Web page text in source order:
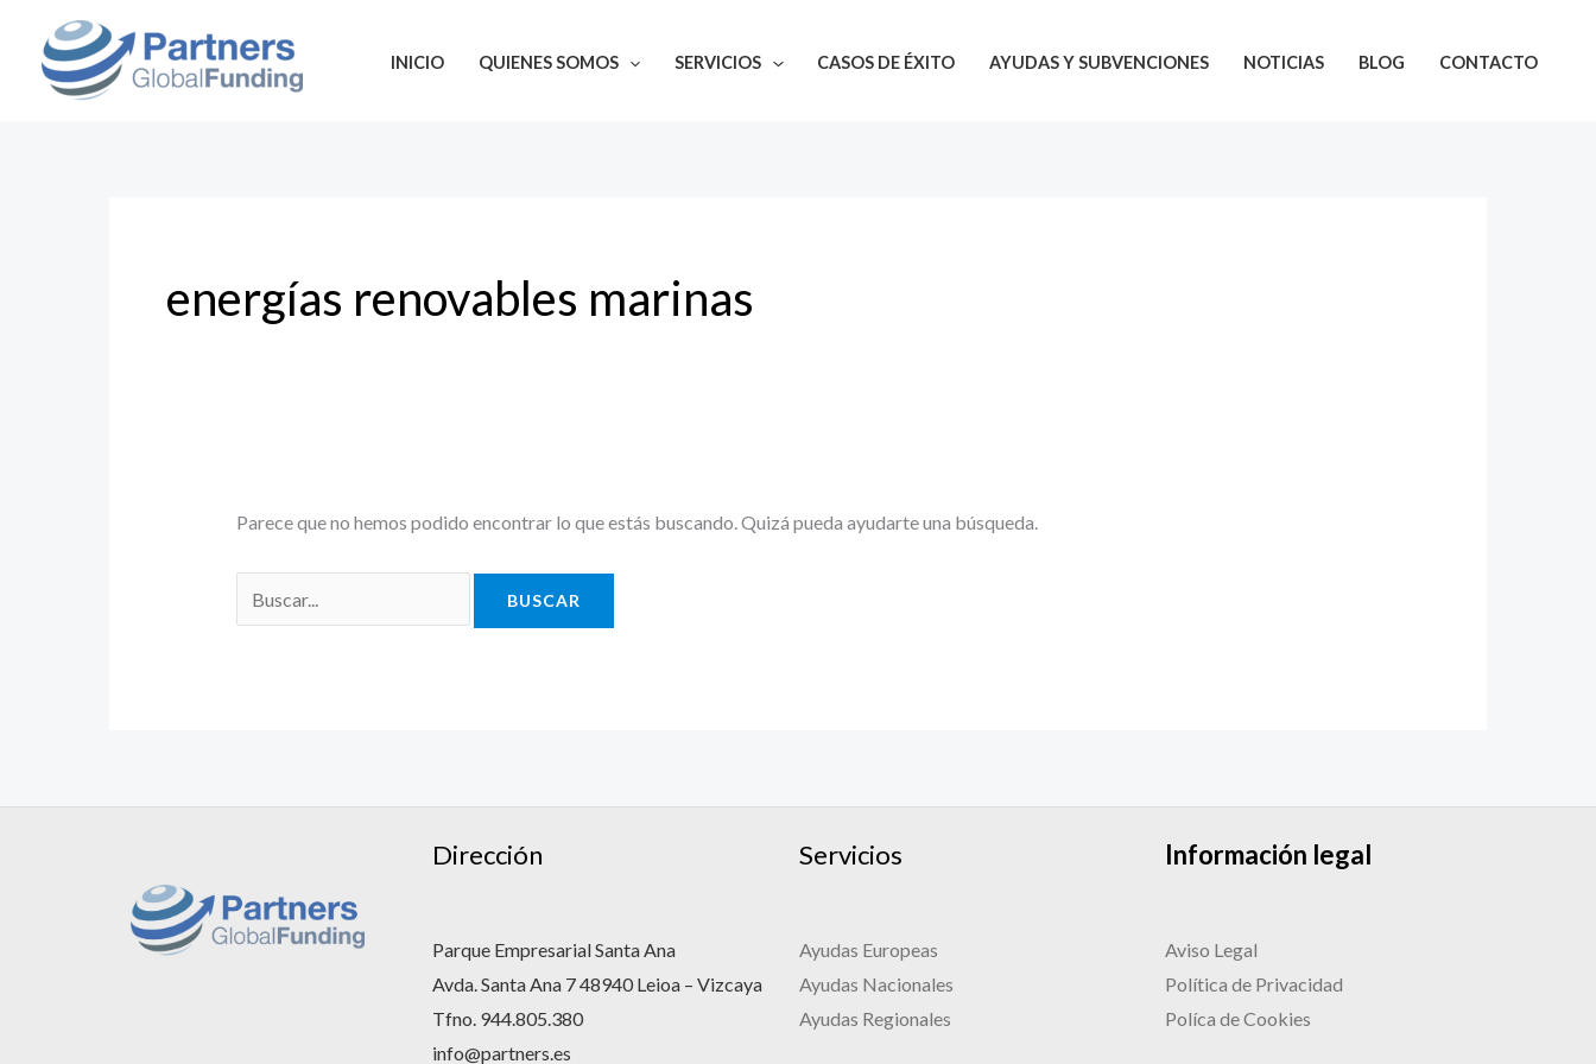
contenido
INICIO QUIENES SOMOS SERVICIOS CASOS DE ÉXITO AYUDAS Y SUBVENCIONES NOTICIAS BLOG CONTACTO
energías renovables marinas
Parece que no hemos podido encontrar lo que estás buscando. Quizá pueda ayudarte una búsqueda.
por:
Dirección
Parque Empresarial Santa Ana
Avda. Santa Ana 7 48940 Leioa – Vizcaya
Tfno. 944.805.380
info@partners.es
Servicios
Ayudas Europeas
Ayudas Nacionales
Ayudas Regionales
Información legal
Aviso Legal
Política de Privacidad
Políca de Cookies